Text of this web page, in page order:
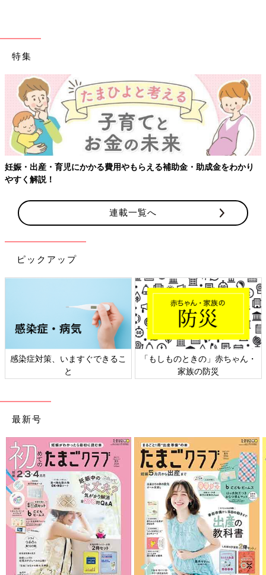
特集
育児にかかる費用やもらえる補助金・助成金をわかり
【ワクチ
連載一覧へ
ピックアップ
策、いますぐできるこ
「もしものときの」赤ちゃん・
家族の防災
日本外
最新号